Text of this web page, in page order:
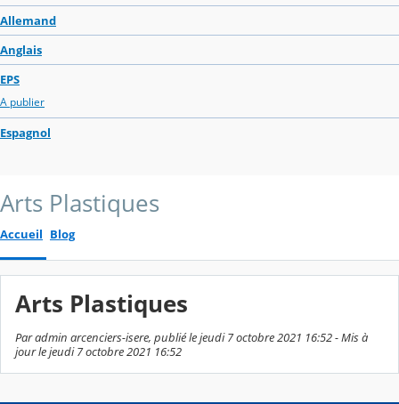
Allemand
Anglais
EPS
A publier
Espagnol
Arts Plastiques
Accueil Blog
Arts Plastiques
Par admin arcenciers-isere, publié le jeudi 7 octobre 2021 16:52 - Mis à
jour le jeudi 7 octobre 2021 16:52